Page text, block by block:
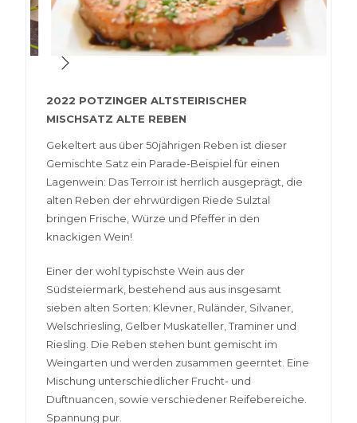
2022 POTZINGER ALTSTEIRISCHER
MISCHSATZ ALTE REBEN
Gekeltert aus über 50jährigen Reben ist dieser
Gemischte Satz ein Parade-Beispiel für einen
Lagenwein: Das Terroir ist herrlich ausgeprägt, die
alten Reben der ehrwürdigen Riede Sulztal
bringen Frische, Würze und Pfeffer in den
knackigen Wein!
Einer der wohl typischste Wein aus der
Südsteiermark, bestehend aus aus insgesamt
sieben alten Sorten: Klevner, Ruländer, Silvaner,
Welschriesling, Gelber Muskateller, Traminer und
Riesling. Die Reben stehen bunt gemischt im
Weingarten und werden zusammen geerntet. Eine
Mischung unterschiedlicher Frucht- und
Duftnuancen, sowie verschiedener Reifebereiche.
Spannung pur.